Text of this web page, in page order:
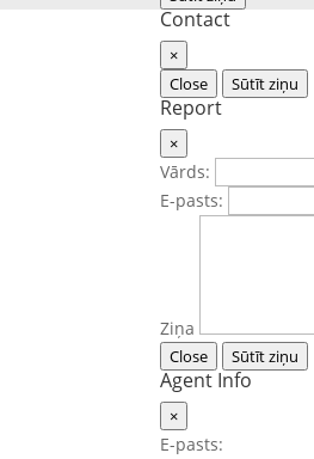
Contact
×
Close
Sūtīt ziņu
Report
×
Vārds:
E-pasts:
Ziņa
Close Sūtīt ziņu
Agent Info
×
E-pasts: